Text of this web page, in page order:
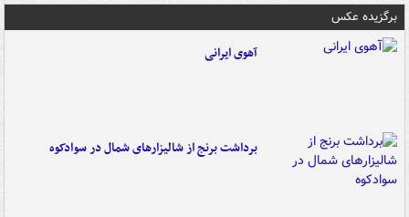
برگزیده عکس
آهوی ایرانی
برداشت برنج از شالیزارهای شمال در سوادکوه